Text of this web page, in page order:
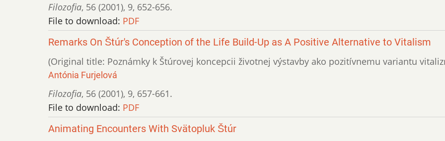
Filozofia, 56 (2001), 9, 652-656.
File to download: PDF
Remarks On Štúr's Conception of the Life Build-Up as A Positive Alternative to Vitalism
(Original title: Poznámky k Štúrovej koncepcii životnej výstavby ako pozitívnemu variantu
Antónia Furjelová
Filozofia, 56 (2001), 9, 657-661.
File to download: PDF
Animating Encounters With Svätopluk Štúr